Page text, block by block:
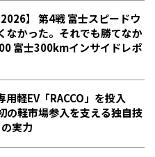
】 第4戦 富士スピードウ
かった。それでも勝てなか
富士300kmインサイドレポ
用軽EV「RACCO」を投入
の軽市場参入を支える独自技
実力